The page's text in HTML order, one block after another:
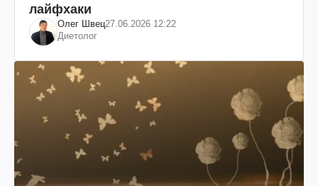
лайфхаки
Олег Швец27.06.2026 12:22
Диетолог